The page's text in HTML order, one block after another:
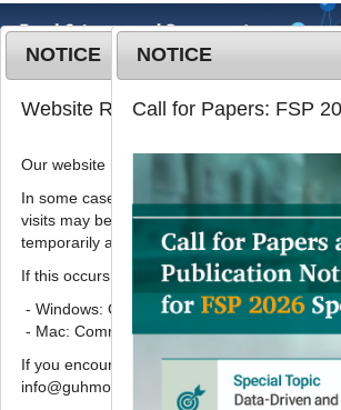
MENU
2017;24(8):1094
pISSN: 1738-7248, eISSN: 2287-7428
DOI:https://doi.org/10.11002/
ARTICLE
사용 환경에 따른 캠핑용
터 유해금속 용출의 변화
이진희1,2,김지연 1,박예슬1,박상규1,
호1,김경태1, 한기동2,*
NOTICE
Website Renewal Notice
Our website has recently been renewed.
In some cases, images, CSS files, or other
visits may be reused instead of
temporarily appear incorrectly or may not
If this occurs, please perform a hard refresh.
- Windows: Ctrl + F5
- Mac: Command + Shift + R
If you encounter any errors or difficulties
info@guhmok.com.
NOTICE
Call for Papers: FSP